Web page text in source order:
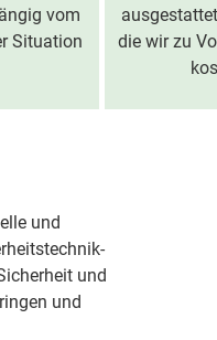
vom
Situation
die wir zu
und
und
und